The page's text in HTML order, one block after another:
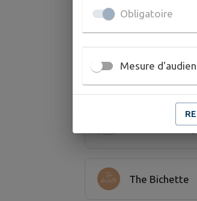
Restaurant
The Bichette
Obligatoire
Mesure